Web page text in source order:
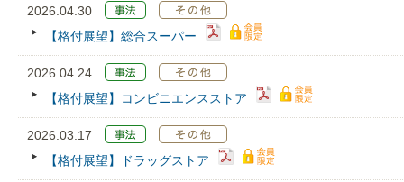
2026.04.30
【格付展望】総合スーパー
2026.04.24
【格付展望】コンビニエンスストア
2026.03.17
【格付展望】ドラッグストア